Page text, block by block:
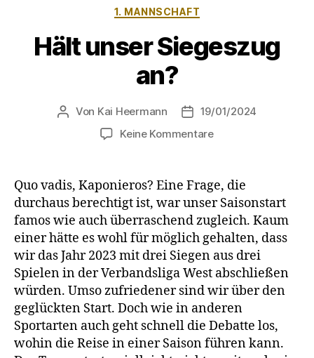
Kategorien
1. MANNSCHAFT
Hält unser Siegeszug
an?
Beitragsautor
Von Kai Heermann Beitragsdatum
19/01/2024
Keine Kommentarezu
Siegeszug
an?
Quo vadis, Kaponieros? Eine Frage, die
durchaus berechtigt ist, war unser Saisonstart
famos wie auch überraschend zugleich. Kaum
einer hätte es wohl für möglich gehalten, dass
wir das Jahr 2023 mit drei Siegen aus drei
Spielen in der Verbandsliga West abschließen
würden. Umso zufriedener sind wir über den
geglückten Start. Doch wie in anderen
Sportarten auch geht schnell die Debatte los,
wohin die Reise in einer Saison führen kann.